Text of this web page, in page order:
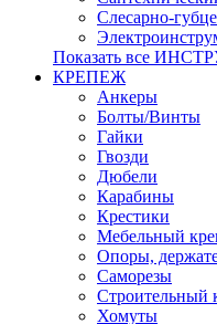
Слесарно-
Показать все
КРЕПЕЖ
Анкеры
Болты/Винты
Гайки
Гвозди
Дюбели
Карабины
Крестики
Мебельный
Опоры,
Саморезы
Строительный
Хомуты